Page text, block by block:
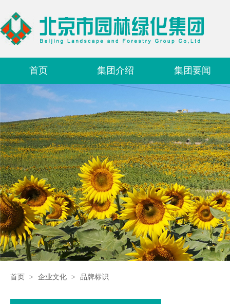
首页 集团介绍 集团要闻
首页 > 企业文化 > 品牌标识